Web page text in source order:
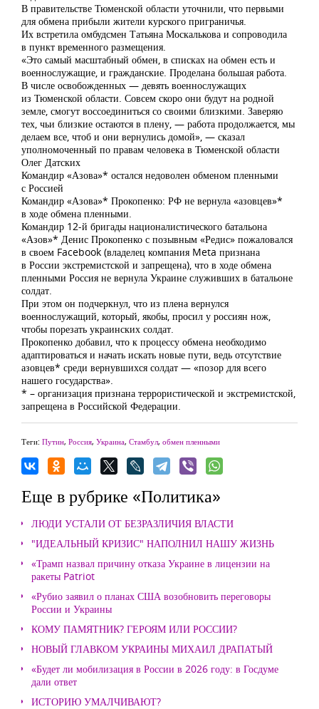
В правительстве Тюменской области уточнили, что первыми
для обмена прибыли жители курского приграничья.
Их встретила омбудсмен Татьяна Москалькова и сопроводила
в пункт временного размещения.
«Это самый масштабный обмен, в списках на обмен есть и
военнослужащие, и гражданские. Проделана большая работа.
В числе освобожденных — девять военнослужащих
из Тюменской области. Совсем скоро они будут на родной
земле, смогут воссоединиться со своими близкими. Заверяю
тех, чьи близкие остаются в плену, — работа продолжается, мы
делаем все, чтоб и они вернулись домой», — сказал
уполномоченный по правам человека в Тюменской области
Олег Датских
Командир «Азова»* остался недоволен обменом пленными
с Россией
Командир «Азова»* Прокопенко: РФ не вернула «азовцев»*
в ходе обмена пленными.
Командир 12-й бригады националистического батальона
«Азов»* Денис Прокопенко с позывным «Редис» пожаловался
в своем Facebook (владелец компания Meta признана
в России экстремистской и запрещена), что в ходе обмена
пленными Россия не вернула Украине служивших в батальоне
солдат.
При этом он подчеркнул, что из плена вернулся
военнослужащий, который, якобы, просил у россиян нож,
чтобы порезать украинских солдат.
Прокопенко добавил, что к процессу обмена необходимо
адаптироваться и начать искать новые пути, ведь отсутствие
азовцев* среди вернувшихся солдат — «позор для всего
нашего государства».
* – организация признана террористической и экстремистской,
запрещена в Российской Федерации.
Теги: Путин, Россия, Украина, Стамбул, обмен пленными
Еще в рубрике «Политика»
ЛЮДИ УСТАЛИ ОТ БЕЗРАЗЛИЧИЯ ВЛАСТИ
"ИДЕАЛЬНЫЙ КРИЗИС" НАПОЛНИЛ НАШУ ЖИЗНЬ
«Трамп назвал причину отказа Украине в лицензии на
ракеты Patriot
«Рубио заявил о планах США возобновить переговоры
России и Украины
КОМУ ПАМЯТНИК? ГЕРОЯМ ИЛИ РОССИИ?
НОВЫЙ ГЛАВКОМ УКРАИНЫ МИХАИЛ ДРАПАТЫЙ
«Будет ли мобилизация в России в 2026 году: в Госдуме
дали ответ
ИСТОРИЮ УМАЛЧИВАЮТ?